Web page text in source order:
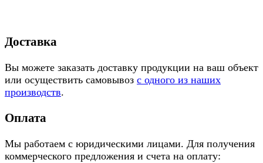
Доставка
Вы можете заказать доставку продукции на ваш объект
или осуществить самовывоз с одного из наших
производств.
Оплата
Мы работаем с юридическими лицами. Для получения
коммерческого предложения и счета на оплату: